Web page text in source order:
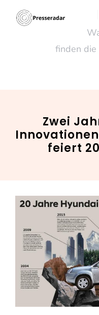
finden die
Zwei
feiert